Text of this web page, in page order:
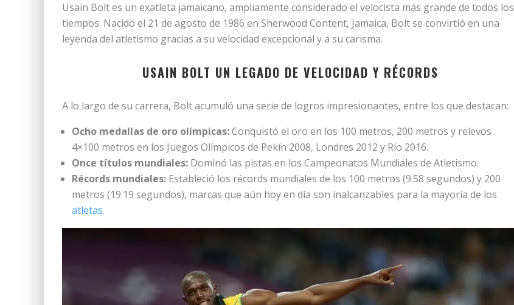
Usain Bolt es un exatleta jamaicano, ampliamente considerado el velocista más grande de todos los
tiempos. Nacido el 21 de agosto de 1986 en Sherwood Content, Jamaica, Bolt se convirtió en una
leyenda del atletismo gracias a su velocidad excepcional y a su carisma.
USAIN BOLT UN LEGADO DE VELOCIDAD Y RÉCORDS
A lo largo de su carrera, Bolt acumuló una serie de logros impresionantes, entre los que destacan:
Ocho medallas de oro olímpicas:Conquistó el oro en los 100 metros, 200 metros y relevos
4×100 metros en los Juegos Olímpicos de Pekín 2008, Londres 2012 y Río 2016.
Once títulos mundiales: Dominó las pistas en los Campeonatos Mundiales de Atletismo.
Récords mundiales: Estableció los récords mundiales de los 100 metros (9.58 segundos) y 200
metros (19.19 segundos), marcas que aún hoy en día son inalcanzables para la mayoría de los
atletas.